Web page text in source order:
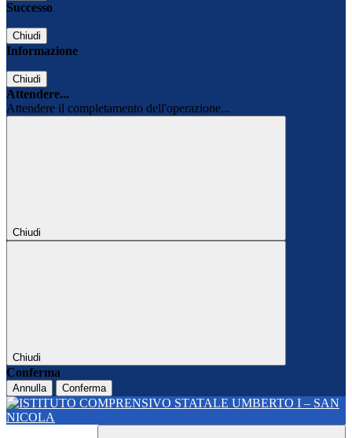
Successo
Chiudi
Informazione
Chiudi
Attendere...
Attendere il completamento dell'operazione...
Chiudi
Chiudi
Conferma
Annulla Conferma